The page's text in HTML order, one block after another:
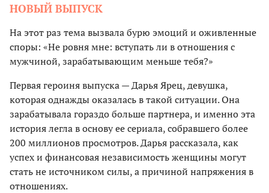
НОВЫЙ ВЫПУСК
На этот раз тема вызвала бурю эмоций и оживленные
споры: «Не ровня мне: вступать ли в отношения с
мужчиной, зарабатывающим меньше тебя?»
Первая героиня выпуска — Дарья Ярец, девушка,
которая однажды оказалась в такой ситуации. Она
зарабатывала гораздо больше партнера, и именно эта
история легла в основу ее сериала, собравшего более
200 миллионов просмотров. Дарья рассказала, как
успех и финансовая независимость женщины могут
стать не источником силы, а причиной напряжения в
отношениях.